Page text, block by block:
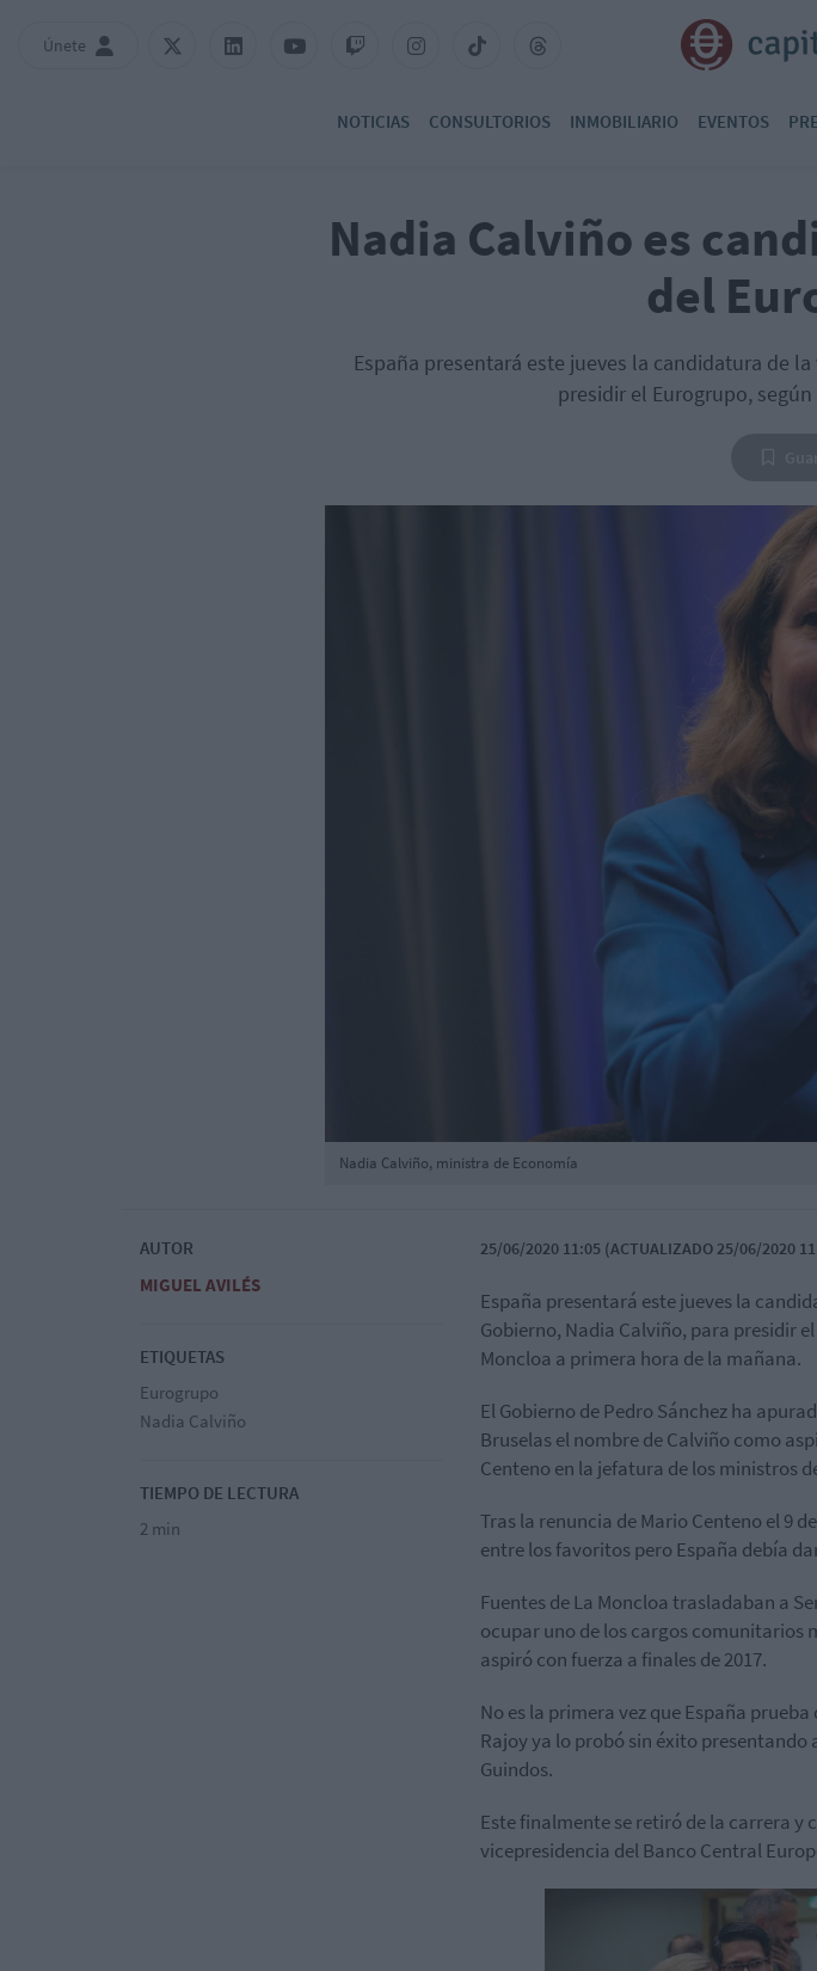
Únete
NOTICIAS CONSULTORIOS INMOBILIARIO EVENTOS
Nadia Calviño es
del
España presentará este jueves la candidatura de
presidir el Eurogrupo,
Nadia Calviño, ministra de Economía
AUTOR
MIGUEL AVILÉS
ETIQUETAS
Eurogrupo
Nadia Calviño
TIEMPO DE LECTURA
2 min
25/06/2020 11:05 (ACTUALIZADO 25/06/2020
España presentará este jueves la
Gobierno, Nadia Calviño, para presidir el
Moncloa a primera hora de la mañana.
El Gobierno de Pedro Sánchez ha
Bruselas el nombre de Calviño como
Centeno en la jefatura de los ministros
Tras la renuncia de Mario Centeno el 9
entre los favoritos pero España debía
Fuentes de La Moncloa trasladaban a
ocupar uno de los cargos comunitarios
aspiró con fuerza a finales de 2017.
No es la primera vez que España
Rajoy ya lo probó sin éxito presentando
Guindos.
Este finalmente se retiró de la carrera y
vicepresidencia del Banco Central